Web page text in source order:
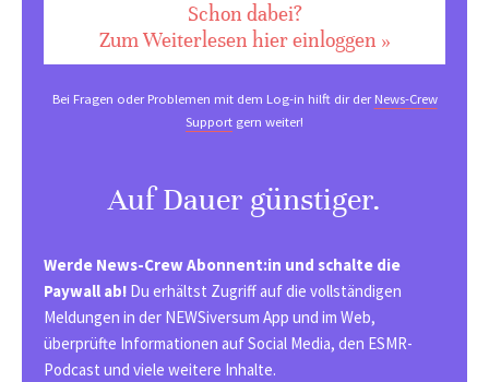
Schon dabei?
Zum Weiterlesen hier einloggen »
Bei Fragen oder Problemen mit dem Log-in hilft dir derNews-Crew
Support gern weiter!
Auf Dauer günstiger.
Werde News-Crew Abonnent:in und schalte die
Paywall ab! Du erhältst Zugriff auf die vollständigen
Meldungen in der NEWSiversum App und im Web,
überprüfte Informationen auf Social Media, den ESMR-
Podcast und viele weitere Inhalte.